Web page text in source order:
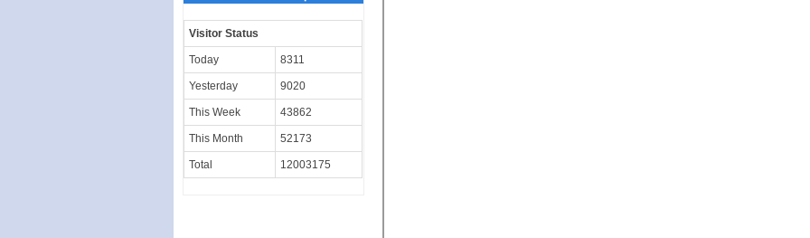
Visitor Status
Today 8311
Yesterday 9020
This Week 43862
This Month 52173
Total 12003175